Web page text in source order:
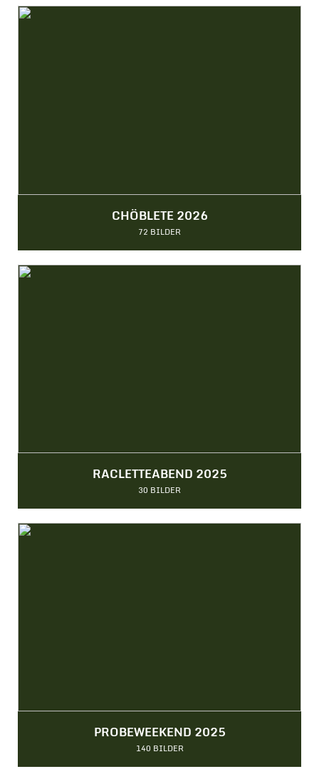
CHÖBLETE 2026
72 BILDER
RACLETTEABEND 2025
30 BILDER
PROBEWEEKEND 2025
140 BILDER